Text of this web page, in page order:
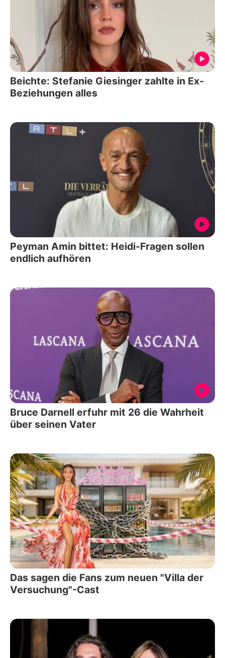
Beichte: Stefanie Giesinger zahlte in Ex-
Beziehungen alles
Peyman Amin bittet: Heidi-Fragen sollen
endlich aufhören
Bruce Darnell erfuhr mit 26 die Wahrheit
über seinen Vater
Das sagen die Fans zum neuen "Villa der
Versuchung"-Cast